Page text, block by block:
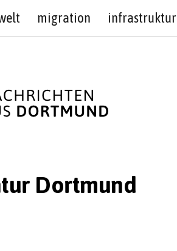
migration infrastruktur
Dortmund